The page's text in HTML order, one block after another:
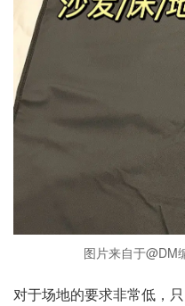
图片来自于@DM
对于场地的要求非常低，